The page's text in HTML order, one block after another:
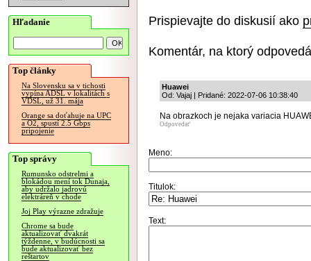
Hľadanie
Top články
Na Slovensku sa v tichosti
vypína ADSL v lokalitách s
VDSL, už 31. mája
Orange sa doťahuje na UPC
a O2, spustí 2.5 Gbps
pripojenie
Top správy
Rumunsko odstrelmi a
blokádou mení tok Dunaja,
aby udržalo jadrovú
elektráreň v chode
Joj Play výrazne zdražuje
Chrome sa bude
aktualizovať dvakrát
týždenne, v budúcnosti sa
bude aktualizovať bez
reštartov
Prispievajte do diskusií ako
Komentár, na ktorý
Huawei
Od: Vajaj | Pridané: 2022-07-06 10:38:40
Na obrazkoch je nejaka variacia
Odpovedať
Meno:
Titulok:
Text: